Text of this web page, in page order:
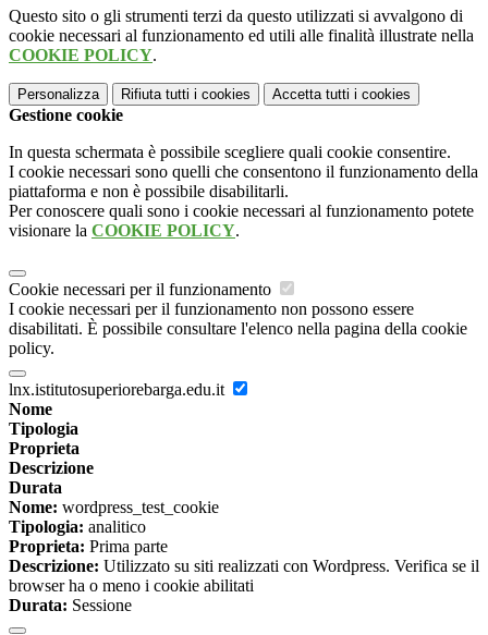
Questo sito o gli strumenti terzi da questo utilizzati si avvalgono di
cookie necessari al funzionamento ed utili alle finalità illustrate nella
COOKIE POLICY.
Personalizza Rifiuta tutti i cookies Accetta tutti i cookies
Gestione cookie
In questa schermata è possibile scegliere quali cookie consentire.
I cookie necessari sono quelli che consentono il funzionamento della
piattaforma e non è possibile disabilitarli.
Per conoscere quali sono i cookie necessari al funzionamento potete
visionare la COOKIE POLICY.
Cookie necessari per il funzionamento
I cookie necessari per il funzionamento non possono essere
disabilitati. È possibile consultare l'elenco nella pagina della cookie
policy.
lnx.istitutosuperiorebarga.edu.it
Nome
Tipologia
Proprieta
Descrizione
Durata
Nome: wordpress_test_cookie
Tipologia: analitico
Proprieta: Prima parte
Descrizione: Utilizzato su siti realizzati con Wordpress. Verifica se il
browser ha o meno i cookie abilitati
Durata: Sessione